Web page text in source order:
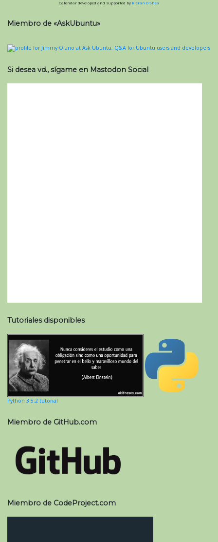
Calendar developed and supported by Kieran O'Shea
Miembro de «AskUbuntu»
Si desea vd., sígame en Mastodon Social
Tutoriales disponibles
Python 3.5.2 tutorial
Miembro de GitHub.com
Miembro de CodeProject.com